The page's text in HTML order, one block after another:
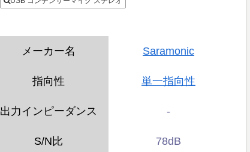
メーカー名 Saramonic
指向性 単一指向性
出力インピーダンス -
S/N比 78dB